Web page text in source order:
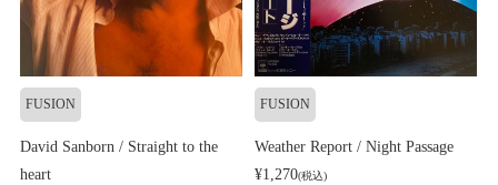
FUSION
David Sanborn / Straight to the
heart
FUSION
Weather Report / Night Passage
¥1,270(税込)